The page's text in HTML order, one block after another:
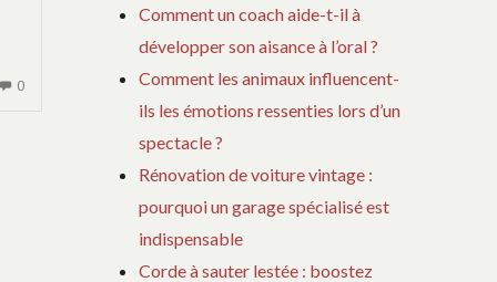
0
Comment un coach aide-t-il à
développer son aisance à l’oral ?
Comment les animaux influencent-
ils les émotions ressenties lors d’un
spectacle ?
Rénovation de voiture vintage :
pourquoi un garage spécialisé est
indispensable
Corde à sauter lestée : boostez